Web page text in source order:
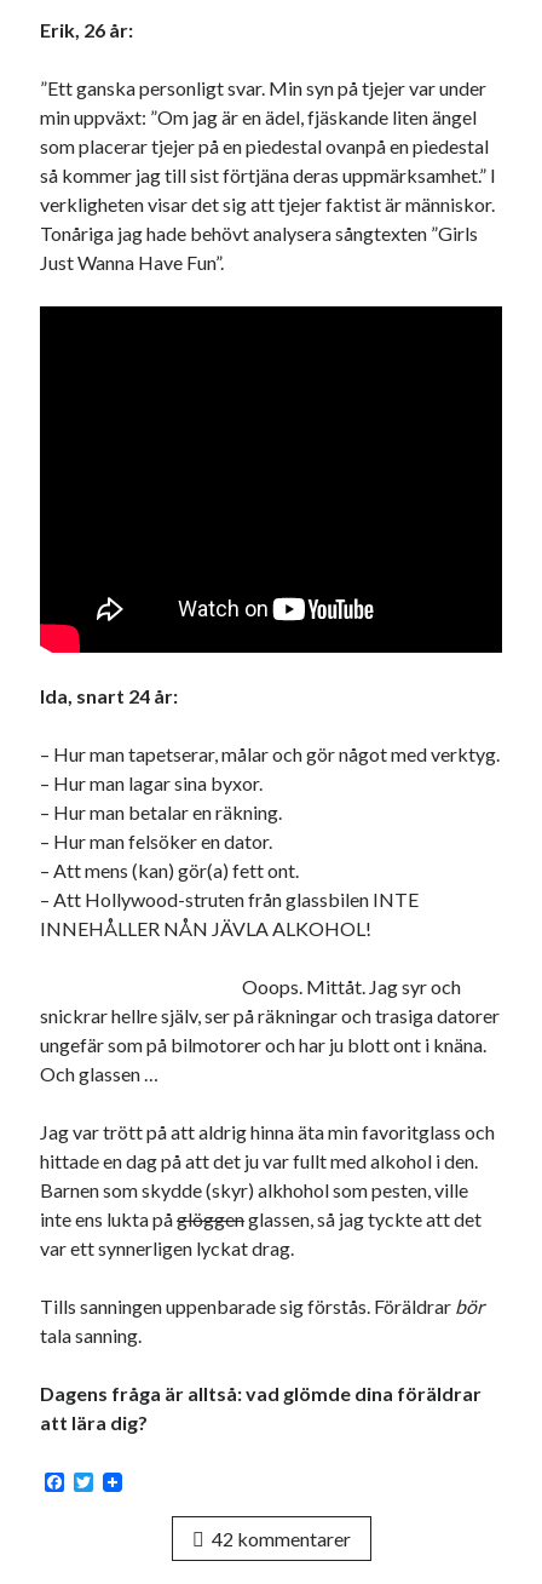
Köttfärslimpan på allas läppar
Lotten som Sommarpratare (i fantasin alltså: grupp på FB)
Vad ska du laga för mat idag? (Recept!)
Meta
Flöde för kommentarer
Erik, 26 år:
”Ett ganska personligt svar. Min syn på tjejer var under
min uppväxt: ”Om jag är en ädel, fjäskande liten ängel
som placerar tjejer på en piedestal ovanpå en piedestal
så kommer jag till sist förtjäna deras uppmärksamhet.” I
verkligheten visar det sig att tjejer faktist är människor.
Tonåriga jag hade behövt analysera sångtexten ”Girls
Just Wanna Have Fun”.
Ida, snart 24 år:
– Hur man tapetserar, målar och gör något med verktyg.
– Hur man lagar sina byxor.
– Hur man betalar en räkning.
– Hur man felsöker en dator.
– Att mens (kan) gör(a) fett ont.
– Att Hollywood-struten från glassbilen INTE
INNEHÅLLER NÅN JÄVLA ALKOHOL!
Ooops. Mittåt. Jag syr och
snickrar hellre själv, ser på räkningar och trasiga datorer
ungefär som på bilmotorer och har ju blott ont i knäna.
Och glassen …
Jag var trött på att aldrig hinna äta min favoritglass och
hittade en dag på att det ju var fullt med alkohol i den.
Barnen som skydde (skyr) alkhohol som pesten, ville
inte ens lukta påglöggenglassen, så jag tyckte att det
var ett synnerligen lyckat drag.
Tills sanningen uppenbarade sig förstås. Föräldrar bör
tala sanning.
Dagens fråga är alltså: vad glömde dina föräldrar
att lära dig?
F
T
42 kommentarer